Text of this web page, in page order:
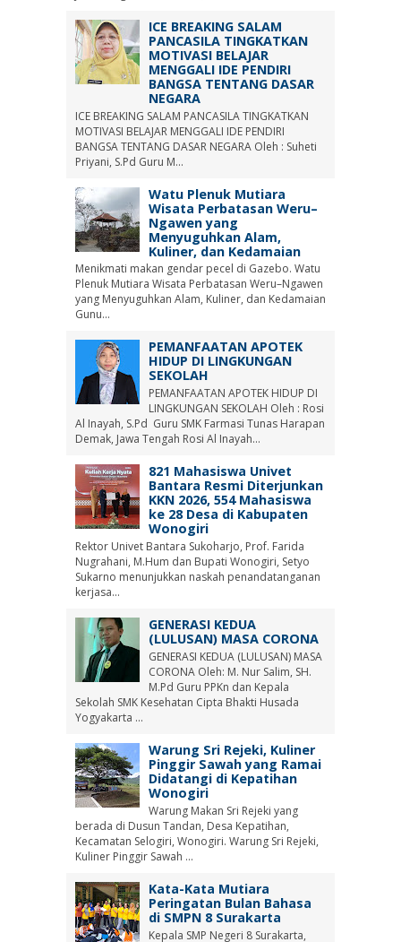
ICE BREAKING SALAM
PANCASILA TINGKATKAN
MOTIVASI BELAJAR
MENGGALI IDE PENDIRI
BANGSA TENTANG DASAR
NEGARA
ICE BREAKING SALAM PANCASILA TINGKATKAN
MOTIVASI BELAJAR MENGGALI IDE PENDIRI
BANGSA TENTANG DASAR NEGARA Oleh : Suheti
Priyani, S.Pd Guru M...
Watu Plenuk Mutiara
Wisata Perbatasan Weru–
Ngawen yang
Menyuguhkan Alam,
Kuliner, dan Kedamaian
Menikmati makan gendar pecel di Gazebo. Watu
Plenuk Mutiara Wisata Perbatasan Weru–Ngawen
yang Menyuguhkan Alam, Kuliner, dan Kedamaian
Gunu...
PEMANFAATAN APOTEK
HIDUP DI LINGKUNGAN
SEKOLAH
PEMANFAATAN APOTEK HIDUP DI
LINGKUNGAN SEKOLAH Oleh : Rosi
Al Inayah, S.Pd Guru SMK Farmasi Tunas Harapan
Demak, Jawa Tengah Rosi Al Inayah...
821 Mahasiswa Univet
Bantara Resmi Diterjunkan
KKN 2026, 554 Mahasiswa
ke 28 Desa di Kabupaten
Wonogiri
Rektor Univet Bantara Sukoharjo, Prof. Farida
Nugrahani, M.Hum dan Bupati Wonogiri, Setyo
Sukarno menunjukkan naskah penandatanganan
kerjasa...
GENERASI KEDUA
(LULUSAN) MASA CORONA
GENERASI KEDUA (LULUSAN) MASA
CORONA Oleh: M. Nur Salim, SH.
M.Pd Guru PPKn dan Kepala
Sekolah SMK Kesehatan Cipta Bhakti Husada
Yogyakarta ...
Warung Sri Rejeki, Kuliner
Pinggir Sawah yang Ramai
Didatangi di Kepatihan
Wonogiri
Warung Makan Sri Rejeki yang
berada di Dusun Tandan, Desa Kepatihan,
Kecamatan Selogiri, Wonogiri. Warung Sri Rejeki,
Kuliner Pinggir Sawah ...
Kata-Kata Mutiara
Peringatan Bulan Bahasa
di SMPN 8 Surakarta
Kepala SMP Negeri 8 Surakarta,